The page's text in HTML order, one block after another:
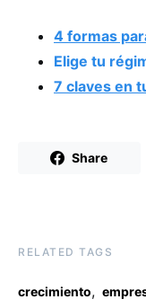
4 formas
Elige tu
7 claves en
Share
RELATED TAGS
crecimiento,